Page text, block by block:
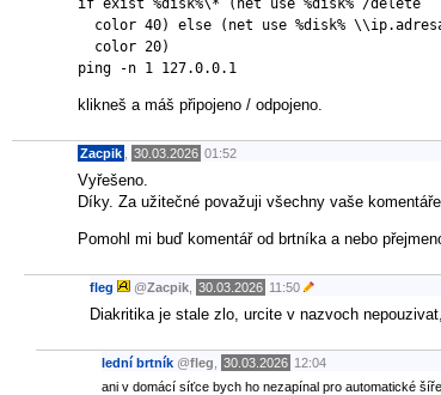
color 40) else (net use %disk%
  color 20)
ping -n 1 127.0.0.1
klikneš a máš připojeno / odpojeno.
Zacpik 30.03.2026 01:52
Vyřešeno.
Díky. Za užitečné považuji všechny vaše komentáře.
Pomohl mi buď komentář od brtníka a nebo
fleg @Zacpik 30.03.2026 11:50
Diakritika je stale zlo, urcite v nazvoch
lední brtník @fleg 30.03.2026 12:04
ani v domácí síťce bych ho nezapínal pro automatické